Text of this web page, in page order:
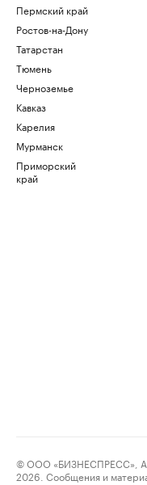
Пермский край
Ростов-на-Дону
Татарстан
Тюмень
Черноземье
Кавказ
Карелия
Мурманск
Приморский
край
© ООО «БИЗНЕСПРЕСС»,
2026. Сообщения и